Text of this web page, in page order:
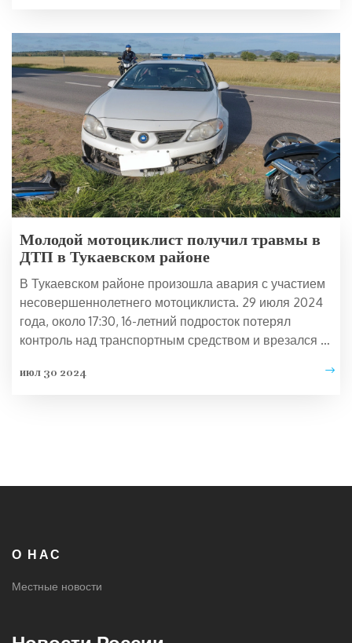
утренние пробежки, а жители ищут тень и
прохладные напитки. Эксперты советуют
подготовиться к дальнейшему потеплению в течение
Молодой мотоциклист получил травмы в
ДТП в Тукаевском районе
В Тукаевском районе произошла авария с участием
несовершеннолетнего мотоциклиста. 29 июля 2024
года, около 17:30, 16-летний подросток потерял
контроль над транспортным средством и врезался в
травмы и был доставлен в местную больницу.
июл 30 2024
О НАС
Местные новости